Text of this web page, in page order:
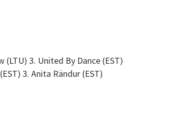
(LTU) 3. United By Dance (EST)
3. Anita Rändur (EST)